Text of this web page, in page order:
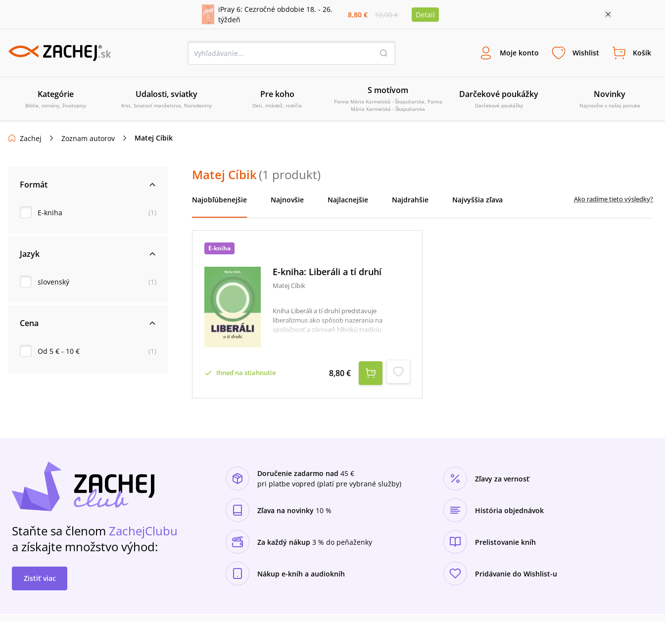
iPray 6: Cezročné obdobie 18. - 26.
týždeň
8,80 € 10,00 € Detail
Moje konto Wishlist Košík
Kategórie
Biblie, romány, životopisy
Udalosti, sviatky
Krst, Sviatosť manželstva, Narodeniny
Pre koho
Deti, mládež, rodičia
S motívom
Panna Mária Karmelská - Škapuliarska, Panna
Mária Karmelská - Škapuliarska
Darčekové poukážky
Darčekové poukážky
Novinky
Najnovšie v našej ponuke
Zachej Zoznam autorov Matej Cíbik
Formát
E-kniha (1 )
Jazyk
slovenský (1 )
Cena
Od 5 € - 10 € (1 )
Matej Cíbik(1 produkt)
Najobľúbenejšie Najnovšie Najlacnejšie Najdrahšie Najvyššia zľava Ako radíme tieto výsledky?
E-kniha
E-kniha: Liberáli a tí druhí
Matej Cíbik
Kniha Liberáli a tí druhí predstavuje
liberalizmus ako spôsob nazerania na
spoločnosť a zároveň hlbokú tradíciu
strednej Európe, ktoré sa snaží prístupným
spôsobom filozoficky uchopiť. Okrem
vysvetlenia zdrojov liberálneho politického
myslenia, jeho histórie a súčasnosti sa preto
Ihneď na stiahnutie 8,80 €
Staňte sa členom ZachejClubu
a získajte množstvo výhod:
Zistiť viac
Doručenie zadarmo nad 45 €
pri platbe vopred (platí pre vybrané služby)
Zľavy za vernosť
Zľava na novinky 10 % História objednávok
Za každý nákup 3 % do peňaženky Prelistovanie kníh
Nákup e-kníh a audiokníh Pridávanie do Wishlist-u